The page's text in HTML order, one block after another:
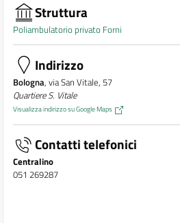
Struttura
Poliambulatorio privato Forni
Indirizzo
Bologna, via San Vitale, 57
Quartiere S. Vitale
Visualizza indirizzo su Google Maps
Contatti telefonici
Centralino
051 269287